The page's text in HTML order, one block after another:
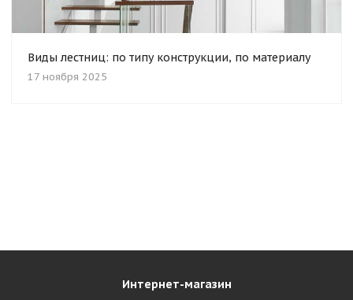
Виды лестниц: по типу конструкции, по материалу
17 ноября 2025
Интернет-магазин